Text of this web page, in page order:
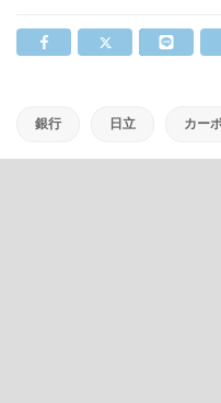
銀行 日立 カー